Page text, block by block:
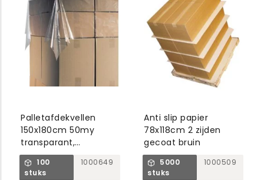
Palletafdekvellen
150x180cm 50my
transparant,
voedselgeschikt
100
stuks
1000649
Anti slip papier
78x118cm 2 zijden
gecoat bruin
5000
stuks
1000509